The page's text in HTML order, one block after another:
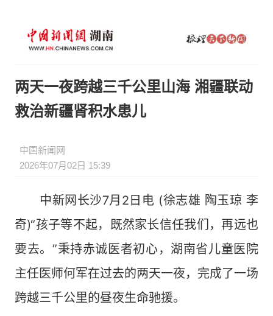
两天一夜跨越三千公里山海 湘疆联动
救治新疆肾积水患儿
中国新闻网
2026年07月02日 15:39
中新网长沙7月2日电 (徐志雄 陶玉琼 李
奇)“孩子等不起，既然家长信任我们，再远也
要去。”秉持赤诚医者初心，湖南省儿童医院
主任医师何军在过去的两天一夜，完成了一场
跨越三千公里的昼夜生命驰援。